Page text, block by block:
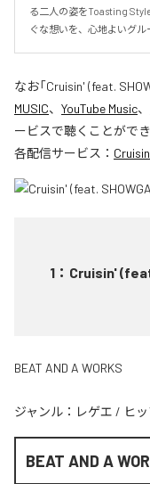
る二人の姿をToasting Style
ぐな想いを、心地よいグル
なお「Cruisin' (feat.
MUSIC、 YouTube Music、
ービスで聴くことができ
各配信サービス：
1 ： Cruisin'
BEAT AND A WORKS
ジャンル： レゲエ / ヒ
BEAT AND A